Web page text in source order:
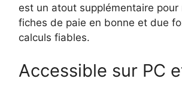
est un atout supplémentaire pour
fiches de paie en bonne et due
calculs fiables.
Accessible sur PC